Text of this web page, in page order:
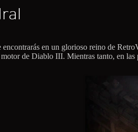
encontrarás en un glorioso reino de
de Diablo III. Mientras tanto, en